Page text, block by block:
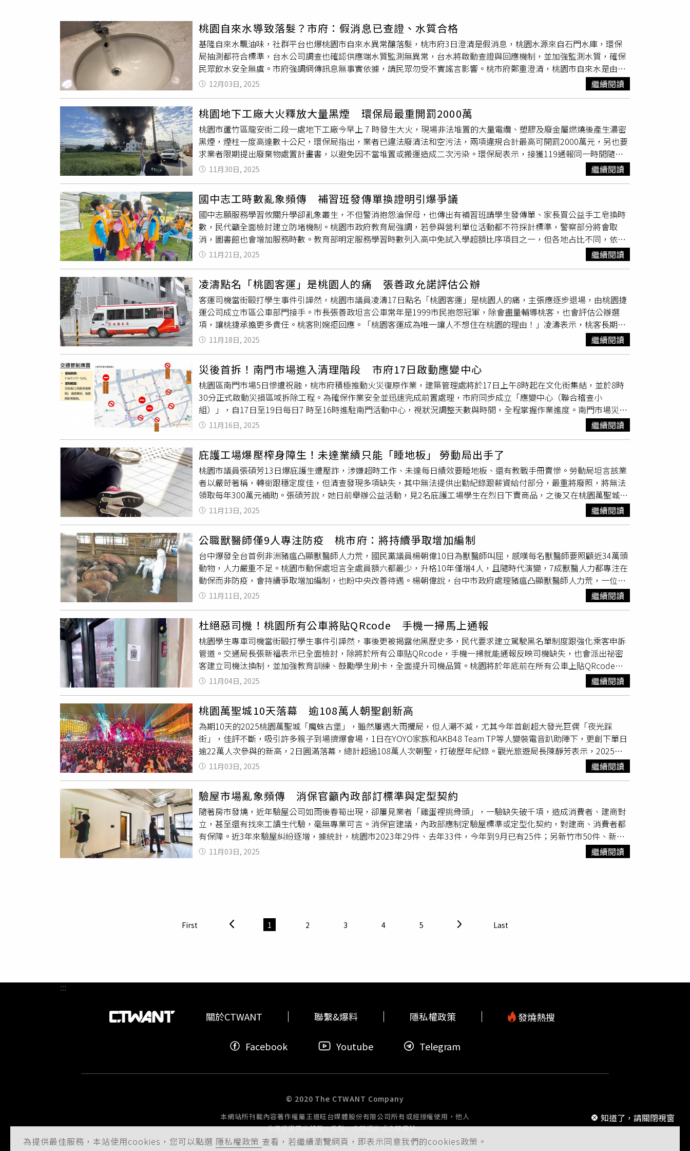
專欄
房產新勢力
運勢
運動
梅酒
桃園自來水導致落髮？市府：假消息已查證、水質合格
基隆自來水飄油味，社群平台也爆桃園市自來水異常釀落髮，桃市府3日澄清是假消息，桃園水源來自石門水庫，環保
局抽測都符合標準，台水公司調查也確認供應端水質監測無異常，台水將啟動查證與回應機制，並加強監測水質，確保
民眾飲水安全無虞。市府強調網傳訊息無事實依據，請民眾勿受不實謠言影響。桃市府鄭重澄清，桃園市自來水是由台
灣自來水公司第二區管理處供應，經與台水聯繫後確認，供應端水質監測部分並無異常。台水公司說明，桃園地區自來
水水源均來自於石門水庫所生產自來水，從水源頭到用戶水龍頭都有層層把關，在水源部分將依規定檢測水質。市府環
保局也會每季針對淨水場原水水質抽測，目前抽測結果皆符合「飲用水水源水質標準」，如有異常，環保局會立即通知
改善直到符合標準。另在淨水場部分除有線上水質監測儀器把關，操作人員每2小時檢測基本水質，每周定期檢測微生
物、氨氮、鐵、錳、鋁，用戶配水部分除每一行政區設有線上水質監測站，並將數據上傳至網站供民眾查詢。台水公司
表示，自行檢測68項，相關水質數據亦會公告在台水公司網站用水宣導項下供民眾查詢；另有關民眾反映水有消毒水味
道，依「飲用水水質標準」確保自來水安全，需有足夠餘氯，為以抑制細菌生長，確保民眾飲用水安全。桃市府表示，
將持續與台水公司密切合作，確保供水品質穩定，讓民眾安心用水。如民眾對家中用水仍有疑問，可撥打台水公司24小
12月03日, 2025 繼續閱讀
桃園地下工廠大火釋放大量黑煙 環保局最重開罰2000萬
桃園市蘆竹區龍安街二段一處地下工廠今早上 7 時發生大火，現場非法堆置的大量電纜、塑膠及廢金屬燃燒後產生濃密
黑煙，煙柱一度高達數十公尺，環保局指出，業者已違法廢清法和空污法，兩項違規合計最高可開罰2000萬元，另也要
求業者限期提出廢棄物處置計畫書，以避免因不當堆置或搬運造成二次污染。環保局表示，接獲119通報同一時間隨即
啟動空污緊急應變作業，派員到場監控空氣品質與環境污染狀況，PM2.5、PM10與揮發性有機物（TVOC）等空污指
標，並透過數據模擬事故現場風向與風速，預判黑煙將飄向中壢區內定里、蘆竹區中福里、新莊里及大園區五權里等下
工廠大火釋放大量黑煙，環保局啟動空汙緊急應變，該非法工廠最高開罰2000萬元。（圖／環保局提供）桃園蘆竹地下
工廠大火釋放大量黑煙，環保局啟動空汙緊急應變，該非法工廠最高開罰2000萬元。（圖／環保局提供）桃園蘆竹地下
工廠大火釋放大量黑煙，環保局啟動空汙緊急應變，該非法工廠最高開罰2000萬元。（圖／環保局提供）環保局指出，
該廠屬非法工廠，現場堆置大量廢棄電纜與塑膠外殼，未取得主管機關核准，即屬違反《廢棄物清理法》第46條第1項
第 3款規定，可移送法辦併科最高1500萬元罰金；火警釋放大量濃煙造成空污，將再依《空氣汙染防制法》第32條規定
裁處，最高500萬元。兩項違規合計最高可處2000萬元。桃園蘆竹地下工廠大火釋放大量黑煙，環保局啟動空汙緊急應
變，該非法工廠最高開罰2000萬元。（圖／環保局提供）桃園蘆竹地下工廠大火釋放大量黑煙，環保局啟動空汙緊急應
變，該非法工廠最高開罰2000萬元。（圖／環保局提供）至於火災後大量殘餘廢棄物及受污染物料清理部分，環保局也
將依《廢清法》要求業者限期提出廢棄物處置計畫書，以避免因不當堆置或搬運造成二次污染。後續清理作業將全程列
管，若業者屆期未完成，將依規定按日連續開罰，確保污染源徹底移除。環保局強調，將持續掌握空氣品質變化，若監
測數據出現異常，將立即擴大警戒範圍並採取相關應變措施，確保民眾健康安全不受影響。
11月30日, 2025 繼續閱讀
國中志工時數亂象頻傳 補習班發傳單換證明引爆爭議
國中志願服務學習攸關升學卻亂象叢生，不但警消抱怨淪保母，也傳出有補習班請學生發傳單、家長買公益手工皂換時
數，民代籲全面檢討建立防堵機制。桃園市政府教育局強調，若參與營利單位活動都不符採計標準，警察部分將會取
消，圖書館也會增加服務時數。教育部明定服務學習時數列入高中免試入學超額比序項目之一，但各地占比不同，依桃
連區規定，國中生每服務滿1小時給0.3分，擔任班級或社團幹部的分數另計，積分上限為10分，若沒擔任幹部，每名學
生要服務滿34小時才能在該項拿到滿分以利升學。無黨籍議員謝美英說，公家單位被迫開設志工服務缺額，圖書館或文
有打火弟兄在「靠北警消」抱怨，消防車太高不能請學生擦拭，文書涉及個資也不能請學生處理，對學生嚴格又會被家
長投訴，結果得額外派出人力幫忙顧「志工」，警消淪為「保母」，扭曲志願服務學習政策。有學生家長直言，光補習
就沒時間了，哪有空配合教育部變相強迫當志工，他透過向弱勢團體大量購買手工皂，換得孩子服務時數證明。謝美英
也接到投訴，有補習班找國中生幫忙發招生傳單，每人除領200元工資，還能拿到印有某公益基金會印章的空白證明，
志工變童工。負責審核的老師感嘆，教育局公文寫政府機關、依《人民團體法》登記立案者，都可開立志工時數，沒有
能力查證學生是否真的有去當志工，也不能不給分。教育局說，經查發傳單抵時數是補習班同業競爭傳聞，未查獲學生
涉入，校外服務務必嚴守「非商業、非營利且無給酬勞」原則，若參與營利單位活動不符採計標準。教育局說，會持續
督導各國中提供足額校內服務時數，也鼓勵與鄰近高中職、國小形成策略聯盟。
11月21日, 2025 繼續閱讀
凌濤點名「桃園客運」是桃園人的痛 張善政允諾評估公辦
客運司機當街毆打學生事件引譁然，桃園市議員凌濤17日點名「桃園客運」是桃園人的痛，主張應逐步退場，由桃園捷
運公司成立市區公車部門接手。市長張善政坦言公車常年是1999市民抱怨冠軍，除會盡量輔導桃客，也會評估公辦選
項，讓桃捷承擔更多責任。桃客則婉拒回應。「桃園客運成為唯一讓人不想住在桃園的理由！」凌濤表示，桃客長期爭
議不斷，態度惡劣、起步急煞、不禮讓行人等問題層出不窮，10月更發生司機與學生衝突事件，但交通局旅客服務品質
評鑑中，桃客卻從民國111年16分大幅提升至113年24.5分、成長近5成，與市民感受完全相反，批「桃園客運」是桃園
人的痛，但絕非「大到不能倒」。凌濤進一步指出，市府過去3年補助桃客8.04億元，加上電動公車6120萬元，總計達
8.6億餘元，質疑交通局正在推動的「桃小巴」政策是釋出虧損路線，讓桃客保留65％精華路線，無助解決根本問題。
「桃客想專心做資產管理，就讓他退場！」凌濤拋出由桃捷公司成立市區客運部門的解方，強調桃捷營運表現優異、管
理團隊專業，且新增捷運站點具足夠腹地建置客運基礎設施，可在捷運通車前透過前導公車培養運量，更可導入電動化
車隊、提高調度效率，解決桃園人長年的交通痛點，更有機會成全國典範。張善政表示，上任以來，每周關注1999熱
線，公車問題始終高居市民抱怨榜首，內部一直在討論解方，他肯定桃捷近年進步顯著、體質與企業文化正面，可承擔
更多責任，將深入評估可行性。交通局長張新福坦言桃客表現「中等到中下」，評鑑結果將影響補貼款的核發，業者若
改善不力，最重將裁撤路權，市府將把桃捷的豐富營運經驗納入公車營運公辦化的可行性研究，期望藉此為桃園樹立更
高品質的市區公車服務標竿。桃捷董事長沈智藏表示，桃捷公司本來是經營軌道運輸，若要擴大公車業務要達成有公車
場站、營運路線、車輛設備及充足資金等4大基本條件，如在市府政策支持下能建置完善，桃捷公司會全力配合市府政
策，投入市區公車營運。
11月18日, 2025 繼續閱讀
災後首拆！南門市場進入清理階段 市府17日啟動應變中心
桃園區南門市場5日慘遭祝融，桃市府積極推動火災復原作業，建築管理處將於17日上午8時起在文化街集結，並於8時
30分正式啟動災損區域拆除工程。為確保作業安全並迅速完成前置處理，市府同步成立「應變中心（聯合稽查小
組）」，自17日至19日每日7 時至16時進駐南門活動中心，視狀況調整天數與時間，全程掌握作業進度。南門市場災損
拆除應變中心由警察局、環保局、建管處、養工處、交通局、經發局及桃園區公所共同組成，統籌拆除、交通管制、環
境維護、輿情蒐集與民眾協調等任務。拆除期間，建管處將負責災損區域拆除及文化街圍籬設置；警方將在周邊派員維
持秩序，加強取締妨礙交通與違規佔用道路情形，並協助沒入違規攤棚；環保局將同步進行廢棄物清運、環境稽查作
業；交通局則將調整路型並設置交維警示；區公所亦會協助公告張貼、民眾溝通與輿情處理，避免衝突發生。市府提
醒，拆除期間文化街及市場周邊將實施交通管制，部分路段可能短暫封閉，請民眾配合現場指引，避免進入施工區域，
以維護自身安全；周邊攤商亦請留意相關公告並配合作業調度。市府已於11月14日下午3時30分召開地方說明會，說明
後續拆除及復原作業進程，並持續與在地攤商保持溝通，呼籲民眾與攤商共同配合，讓拆除作業順利完成，也將以最快
速度推動後續重建工程，協助南門市場早日恢復正常營運。
11月16日, 2025 繼續閱讀
庇護工場爆壓榨身障生！未達業績只能「睡地板」 勞動局出手了
桃園市議員張碩芳13日爆庇護生遭壓詐，涉嫌超時工作、未達每日績效要睡地板、還有教戰手冊賣慘。勞動局坦言該業
者以嚴苛著稱，轉銜跟穩定度佳，但清查發現多項缺失，其中無法提供出勤紀錄跟薪資給付部分，最重將廢照，將無法
領取每年300萬元補助。張碩芳說，她日前舉辦公益活動，見2名庇護工場學生在烈日下賣商品，之後又在桃園萬聖城待
到晚上8點還在銷售，質疑工時超過8小時，她上前關心，2人分別是妥瑞症跟唐氏症少年，自承單日業績未達1萬元不能
回家，會被罰睡公司地板，讓她心疼不已。張碩芳深入了解，該庇護工場成立3年，並無生產線，販售糕餅全是買來
保護身障生。勞動局身障科指出，桃園有19個庇護工場，可提供170個工作機會，平均轉銜率12.5％，較全國轉銜率5％
高，而案發庇護工場民國111年10月成立以來，共有18位庇護生，轉銜成功有4名，轉銜率約22.2％。勞動局訪查該庇護
工場，並與員工家長勾稽，未訂業績門檻，也無睡地板情事，但查無完整出勤記錄、也超過勞動契約規定19點30分出勤
時間，雖然員工稱有給付加班費，但仍要靠出勤記錄了解加班費計算是否正確，外展時也未有專業人員指導或陪同，已
要求限期改善，若拒絕提供出勤跟薪資給付紀錄將廢止其庇護工場許可證，違法勞動法令部分也會究辦。業者澄清，活
動現場有攤位，老師能掌握學生動向，也都有按照勞基法給付薪資，外展時不會讓學生舟車勞頓回林口打卡，將待收到
公文後向市府釋疑。
11月13日, 2025 繼續閱讀
公職獸醫師僅9人專注防疫 桃市府：將持續爭取增加編制
台中爆發全台首例非洲豬瘟凸顯獸醫師人力荒，國民黨議員楊朝偉10日為獸醫師叫屈，感嘆每名獸醫師要照顧近34萬頭
動物，人力嚴重不足。桃園市動保處坦言全處員額六都最少，升格10年僅增4人，且隨時代演變，7成獸醫人力都專注在
動保而非防疫，會持續爭取增加編制，也盼中央改善待遇。楊朝偉說，台中市政府處理豬瘟凸顯獸醫師人力荒，一位獸
醫師或獸醫佐平均要照顧33.7萬頭經濟動物，數量龐大到不可思議，且六都動保處裡的公職獸醫師，多被指派做動保等
攸關民眾生活業務，像是台南市，公職獸醫師高達62.5％處理動保，經濟動物多與防疫相關，但每種動物往往都只有1至
師，並畫定公費獸醫責任區，也喊話動保與防疫業務應再拆分。農業局長陳冠義坦言，疫情反映出全國普遍面臨獸醫人
力分布不均的現象，部分獸醫師負擔沉重，進而影響防疫效率，會持續跟中央反映跟爭取。動保處長王得吉也說，升格
10年，桃園市動保處員額只從48位增加到52位，六都最少，其中28位獸醫缺，只有9位防疫、19位都是專注動保，全因
近20年動保意識抬頭，案件多元且爆量，高達7成人力都集中在動保議題，而防疫工作「不出事則已，一出事就是大
事！」多靠跟農民維持良好關係預警。王得吉說，中央雖然從今年開始實施不開業獎金制度，公職獸醫師每月可多領2
11月11日, 2025 繼續閱讀
杜絕惡司機！桃園所有公車將貼QRcode 手機一掃馬上通報
桃園學生專車司機當街毆打學生事件引譁然，事後更被揭露他黑歷史多，民代要求建立駕駛黑名單制度跟強化乘客申訴
管道。交通局長張新福表示已全面檢討，除將於所有公車貼QRcode，手機一掃就能通報反映司機缺失，也會派出祕密
客建立司機汰換制，並加強教育訓練、鼓勵學生刷卡，全面提升司機品質。桃園將於年底前在所有公車上貼QRcode，
手機一掃就能通報反映司機缺失，也會派出祕密客，建立司機汰換制。（圖／交通局提供）民進黨議員黃家齊說，近期
桃園客運劉姓司機當街毆打高中生事件，引發社會強烈關注，該司機不僅在行車中辱罵學生，還追打乘客，嚴重影響乘
車安全與公司形象，網友也陸續揭露他過往多次涉及辱罵乘客、違規駕駛、甚至肇事紀錄，質疑公司隱匿過往聘僱紀錄
並淡化爭議。黃家齊說，民眾反映桃園客運長期服務品質不佳，班次不穩、駕駛態度惡劣、賭氣不開車等情況，顯示管
理制度與駕駛行為監督都有待檢討，他要求建立駕駛黑名單制度、強化乘客申訴回報管道，以防止類似事件重演，提升
乘車安全，他也呼籲引入其他客運業者，營造良性競爭的環境。交通局指出，目前已於五大幹線113輛公車上張貼
QRcode，蒐集乘客意見，並即時改善，預計年底前本市所有790輛公車均張貼，民眾手機一掃可馬上通報反映公車駕駛
服務欠佳情形，市府會派員觀察司機是否適任，據以要求業者汰換，同時全面強化公車評鑑祕密客調查，從現行每月30
次增加至60次。教育局將持續請學校向學生宣導，確認學生卡內金額後再上車，如要投現，也請讓司機確認後再投入，
以避免類似情事再次發生交通局也會舉辦公車司機教育訓練，包括服務態度、身心紓壓及法律等課程，緩解駕駛工作壓
力，改善職場環境，10月31日、11月1日已辦2場乘客服務教育訓練、1場法律責任教育訓練，將陸續安排課程。交通局
另表示，統聯客運、三重客運、指南客運、金台通運、捷乘客運等在近年陸續加入桃園市公車營運。至於招募客運駕駛
部分，桃園市「受訓即就業」計畫持續招募中，明年將推出2.0版本，提供較佳的獎勵與保障給公車駕駛，以期增加駕駛
人數。
11月04日, 2025 繼續閱讀
桃園萬聖城10天落幕 逾108萬人朝聖創新高
為期10天的2025桃園萬聖城「魔蛛古堡」，雖然屢遇大雨攪局，但人潮不減，尤其今年首創超大發光巨偶「夜光踩
街」，佳評不斷，吸引許多親子到場擠爆會場，1日在YOYO家族和AKB48 Team TP等人變裝電音趴助陣下，更創下單日
逾22萬人次參與的新高，2日圓滿落幕，總計超過108萬人次朝聖，打破歷年紀錄。觀光旅遊局長陳靜芳表示，2025桃
園萬聖城10月24日在桃園藝文廣場試營運，25日盛大開城，今年最大特色是以13公尺高的「魔幻蜘蛛王」守護整個「魔
蛛古堡」，250支燈光投射打造的主燈秀，民眾直呼設計感十足，尤其最後噴霧跟蜘蛛噴絲巧思，讓遊客驚豔，而融入
作的超大發光巨偶「夜光踩街」定目劇《魔蛛古堡守衛隊》，更是帶來獨一無二的視覺和體感饗宴，每天定時演出，舞
台劇結束可跟著5位巨偶遊街、領糖果，首日亮相後就造成轟動，慕名而來的親子一天比一天多。觀旅局以去識別化的
電信資料分析，今年參與遊客桃園人占7成、雙北民眾超過2成，年齡層30至39歲最多、約23.9％，其次為40至49歲、
約占22.2％，1日更創下單日逾22萬人次的歷史新高，打破去年開城首日演唱會締造20萬人的紀錄。陳靜芳說，桃園萬
聖城結合夜晚光影秀、萬聖變裝競賽、街舞電音派對、親子互動、主題市集及消費抽獎等多元展演活動，已成台灣最具
11月03日, 2025 繼續閱讀
驗屋市場亂象頻傳 消保官籲內政部訂標準與定型契約
隨著房市發燒，近年驗屋公司如雨後春筍出現，卻屢見業者「雞蛋裡挑骨頭」，一驗缺失破千項，造成消費者、建商對
立，甚至還有找來工讀生代驗，毫無專業可言。消保官建議，內政部應制定驗屋標準或定型化契約，對建商、消費者都
有保障。近3年來驗屋糾紛逐增，據統計，桃園市2023年29件、去年33件，今年到9月已有25件；另新竹市50件、新竹
縣30件、苗栗28件，其中以「漏水」最常見；新北市51件中，有49件是拿驗屋公司的結果請求建商修復瑕疵的消費糾
紛。台灣住宅品質消費者保護協會顧問吳翃毅說，全台原本僅20多家驗屋公司，去年暴增100多家，品質參差不齊。例
傅、水電行兼職，連儀器都沒有，只憑目視檢查，容易引發後續糾紛。新北市消保官主任王治宇說，新北某建案就曾因
驗屋鬧糾紛，業者以紫外線照看牆壁油漆有無均勻，造成建商不悅；還有建商聲稱磁磚5個貼點內有3個貼點空心才算瑕
部分與及附屬設施設備點交表」，供管委會或管理負責人據以檢視項目與內容；非屬條例規定點交項目，內政部可協助
11月03日, 2025 繼續閱讀
First 1 2 3 4 5 Last
為提供最佳服務，本站使用cookies，您可以點選 隱私權政策 查看，若繼續瀏覽網頁，即表示同意我們的cookies政策。
知道了，請關閉視窗
:::
關於CTWANT 聯繫&爆料 隱私權政策 發燒熱搜
Facebook Youtube Telegram
© 2020 The CTWANT Company
本網站所刊載內容著作權屬王道旺台媒體股份有限公司所有或經授權使用，他人
非經授權不許轉載、重製、公開播送或公開傳輸。